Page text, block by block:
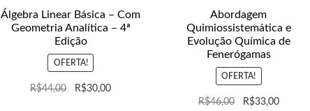
Álgebra Linear Básica – Com
Geometria Analítica – 4ª
Edição
OFERTA!
R$44,00 R$30,00
Abordagem
Quimiossistemática e
Evolução Química de
Fenerógamas
OFERTA!
R$46,00 R$33,00